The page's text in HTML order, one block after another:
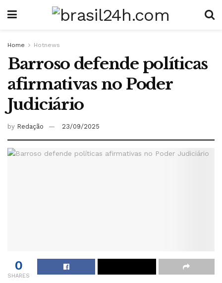
Home Hotnews
Barroso defende políticas
afirmativas no Poder
Judiciário
by Redação 23/09/2025
0
SHARES